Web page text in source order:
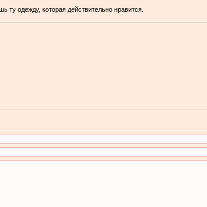
ту одежду, которая действительно нравится.